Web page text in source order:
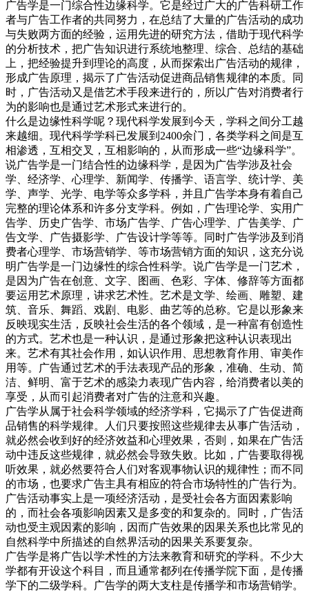
广告学是一门综合性边缘科学。它是经过广大的广告科研工作
者与广告工作者的共同努力，在总结了大量的广告活动的成功
与失败两方面的经验，运用先进的研究方法，借助于现代科学
的分析技术，把广告知识进行系统地整理、综合、总结的基础
上，把经验提升到理论的高度，从而探索出广告活动的规律，
形成广告原理，揭示了广告活动促进商品销售规律的本质。同
时，广告活动又是借艺术手段来进行的，所以广告对消费者行
为的影响也是通过艺术形式来进行的。
什么是边缘性科学呢？现代科学发展到今天，学科之间分工越
来越细。现代科学学科已发展到2400余门，各类学科之间是互
相渗透，互相交叉，互相影响的，从而形成一些“边缘科学”。
说广告学是一门结合性的边缘科学，是因为广告学涉及社会
学、经济学、心理学、新闻学、传播学、语言学、统计学、美
学、声学、光学、电学等众多学科，并且广告学本身有着自己
完整的理论体系和许多分支学科。例如，广告理论学、实用广
告学、历史广告学、市场广告学、广告心理学、广告美学、广
告文学、广告摄影学、广告设计学等等。同时广告学涉及到消
费者心理学、市场营销学、等市场营销方面的知识，这充分说
明广告学是一门边缘性的综合性科学。说广告学是一门艺术，
是因为广告在创意、文字、图画、色彩、字体、修辞等方面都
要运用艺术原理，讲求艺术性。艺术是文学、绘画、雕塑、建
筑、音乐、舞蹈、戏剧、电影、曲艺等的总称。它是以形象来
反映现实生活，反映社会生活的各个领域，是一种富有创造性
的方式。艺术也是一种认识，是通过形象把这种认识表现出
来。艺术有其社会作用，如认识作用、思想教育作用、审美作
用等。广告通过艺术的手法表现产品的形象，准确、生动、简
洁、鲜明、富于艺术的感染力表现广告内容，给消费者以美的
享受，从而引起消费者对广告的注意和兴趣。
广告学从属于社会科学领域的经济学科，它揭示了广告促进商
品销售的科学规律。人们只要按照这些规律去从事广告活动，
就必然会收到好的经济效益和心理效果，否则，如果在广告活
动中违反这些规律，就必然会导致失败。比如，广告要取得视
听效果，就必然要符合人们对客观事物认识的规律性；而不同
的市场，也要求广告主具有相应的符合市场特性的广告行为。
广告活动事实上是一项经济活动，是受社会各方面因素影响
的，而社会各项影响因素又是多变的和复杂的。同时，广告活
动也受主观因素的影响，因而广告效果的因果关系也比常见的
自然科学中所描述的自然界活动的因果关系要复杂。
广告学是将广告以学术性的方法来教育和研究的学科。不少大
学都有开设这个科目，而且通常都列在传播学院下面，是传播
学下的二级学科。广告学的两大支柱是传播学和市场营销学。